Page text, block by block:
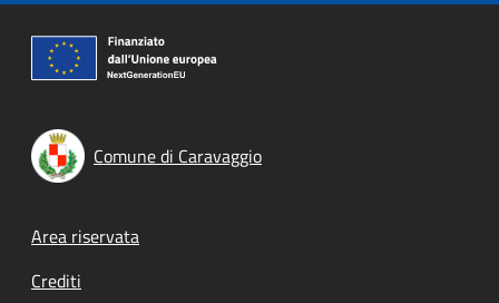
Comune di Caravaggio
Footer menu
Area riservata
Crediti